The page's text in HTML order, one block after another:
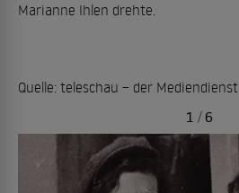
Marianne Ihlen drehte.
Quelle: teleschau – der Mediendienst
1 / 6